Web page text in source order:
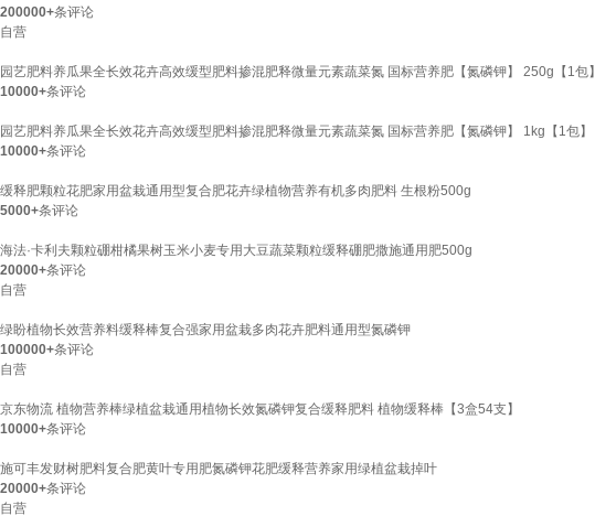
200000+条评论
自营
园艺肥料养瓜果全长效花卉高效缓型肥料掺混肥释微量元素蔬菜氮 国标营养肥【氮磷钾】 250g【1包】
10000+条评论
园艺肥料养瓜果全长效花卉高效缓型肥料掺混肥释微量元素蔬菜氮 国标营养肥【氮磷钾】 1kg【1包】
10000+条评论
缓释肥颗粒花肥家用盆栽通用型复合肥花卉绿植物营养有机多肉肥料 生根粉500g
5000+条评论
海法·卡利夫颗粒硼柑橘果树玉米小麦专用大豆蔬菜颗粒缓释硼肥撒施通用肥500g
20000+条评论
自营
绿盼植物长效营养料缓释棒复合强家用盆栽多肉花卉肥料通用型氮磷钾
100000+条评论
自营
京东物流 植物营养棒绿植盆栽通用植物长效氮磷钾复合缓释肥料 植物缓释棒【3盒54支】
10000+条评论
施可丰发财树肥料复合肥黄叶专用肥氮磷钾花肥缓释营养家用绿植盆栽掉叶
20000+条评论
自营